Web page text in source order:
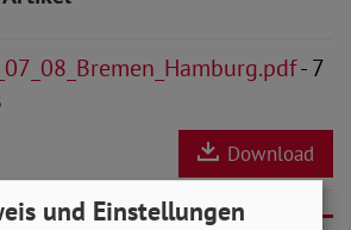
- 7
Download
und Einstellungen